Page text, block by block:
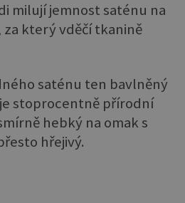
milují jemnost saténu na
který vděčí tkanině
saténu ten bavlněný
stoprocentně přírodní
hebký na omak s
hřejivý.